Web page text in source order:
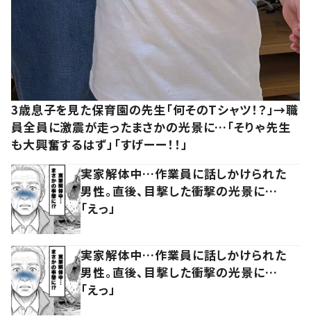
3歳息子を見た保育園の先生「何そのTシャツ！？」→職
員全員に激震が走ったまさかの光景に…「そりゃ先生
も大興奮するはず」「すげーー！！」
実家解体中…作業員に話しかけられた
男性。直後、目撃した衝撃の光景に…
「えっ」
実家解体中…作業員に話しかけられた
男性。直後、目撃した衝撃の光景に…
「えっ」